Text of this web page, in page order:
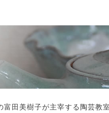
田美樹子が主宰する陶芸教